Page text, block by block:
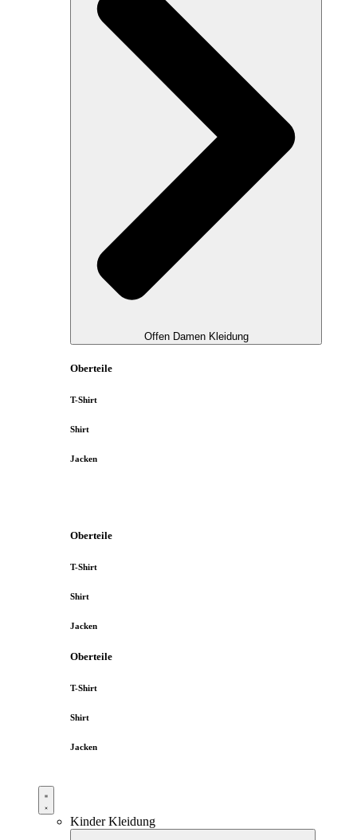
Offen Damen Kleidung
Oberteile
T-Shirt
Shirt
Jacken
Oberteile
T-Shirt
Shirt
Jacken
Oberteile
T-Shirt
Shirt
Jacken
Kinder Kleidung